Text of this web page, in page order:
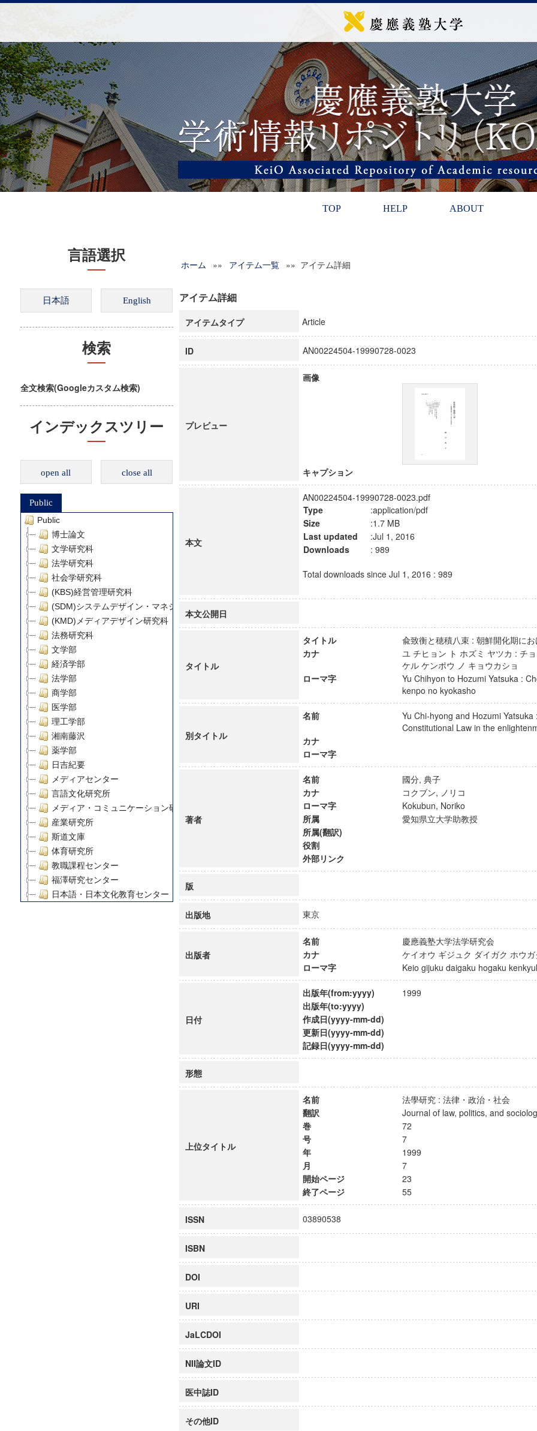
TOP HELP ABOUT
言語選択
検索
全文検索(Googleカスタム検索)
インデックスツリー
open all close all
Public
Public
博士論文
文学研究科
法学研究科
社会学研究科
(KBS)経営管理研究科
(SDM)システムデザイン・マネジメント研究科
(KMD)メディアデザイン研究科
法務研究科
文学部
経済学部
法学部
商学部
医学部
理工学部
湘南藤沢
薬学部
日吉紀要
メディアセンター
言語文化研究所
メディア・コミュニケーション研究所
産業研究所
斯道文庫
体育研究所
教職課程センター
福澤研究センター
日本語・日本文化教育センター
グローバルリサーチインスティテュート
慶應義塾大学グローバルCOEプログラム市民社会ガバナンス教育研究センター
慶應義塾大学グローバルCOEプログラム論理と感性の先端的教育研究拠点
博士課程教育リーディングプログラム「超成熟社会発展のサイエンス」
ホーム »» アイテム一覧 »» アイテム詳細
アイテム詳細
アイテムタイプ Article
ID AN00224504-19990728-0023
プレビュー
画像
キャプション
本文
AN00224504-19990728-0023.pdf
Type
:application/pdf
Size
:1.7 MB
Last updated
:Jul 1, 2016
Downloads
: 989
Total downloads since Jul 1, 2016 : 989
本文公開日
タイトル
タイトル
兪致衡と穂積八束 : 朝鮮開化期に
カナ
ユ チヒョン ト ホズミ ヤツカ : チ
ケル ケンポウ ノ キョウカショ
ローマ字
Yu Chihyon to Hozumi Yatsuka :
kenpo no kyokasho
別タイトル
名前
Yu Chi-hyong and Hozumi Yatsuka
Constitutional Law in the
カナ
ローマ字
著者
名前
國分, 典子
カナ
コクブン, ノリコ
ローマ字
Kokubun, Noriko
所属
愛知県立大学助教授
所属(翻訳)
役割
外部リンク
版
出版地 東京
出版者
名前
慶應義塾大学法学研究会
カナ
ケイオウ ギジュク ダイガク ホウ
ローマ字
Keio gijuku daigaku hogaku
日付
出版年(from:yyyy)
1999
出版年(to:yyyy)
作成日(yyyy-mm-dd)
更新日(yyyy-mm-dd)
記録日(yyyy-mm-dd)
形態
上位タイトル
名前
法學研究 : 法律・政治・社会
翻訳
Journal of law, politics, and
巻
72
号
7
年
1999
月
7
開始ページ
23
終了ページ
55
ISSN 03890538
ISBN
DOI
URI
JaLCDOI
NII論文ID
医中誌ID
その他ID